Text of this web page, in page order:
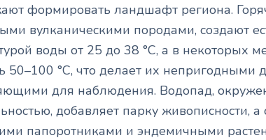
формировать ландшафт региона.
вулканическими породами, создают
воды от 25 до 38 °C, а в некоторых
50–100 °C, что делает их непригодными
для наблюдения. Водопад,
добавляет парку живописности, а
папоротниками и эндемичными